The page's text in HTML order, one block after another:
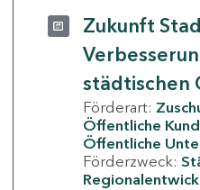
Zukunft
städtischen
Förderart:
Öffentliche
Öffentliche
Förderzweck: